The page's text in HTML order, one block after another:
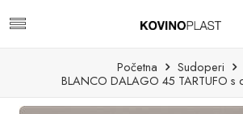
Početna
Sudoperi
BLANCO DALAGO 45 TARTUFO s